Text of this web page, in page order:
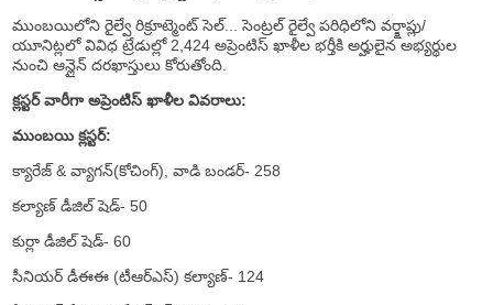
ముంబయిలోని రైల్వే రిక్రూట్మెంట్ సెల్... సెంట్రల్ రైల్వే పరిధిలోని వర్క్షాప్లు/
యూనిట్లలో వివిధ ట్రేడుల్లో 2,424 అప్రెంటిస్ ఖాళీల భర్తీకి అర్హులైన అభ్యర్థుల
నుంచి ఆన్లైన్ దరఖాస్తులు కోరుతోంది.
క్లస్టర్ వారీగా అప్రెంటిస్ ఖాళీల వివరాలు:
ముంబయి క్లస్టర్:
క్యారేజ్ & వ్యాగన్(కోచింగ్), వాడి బండర్- 258
కల్యాణ్ డీజిల్ షెడ్- 50
కుర్లా డీజిల్ షెడ్- 60
సీనియర్ డీఈఈ (టీఆర్ఎస్) కల్యాణ్- 124